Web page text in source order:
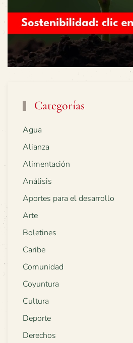
Categorías
Agua
Alianza
Alimentación
Análisis
Aportes para el desarrollo
Arte
Boletines
Caribe
Comunidad
Coyuntura
Cultura
Deporte
Derechos